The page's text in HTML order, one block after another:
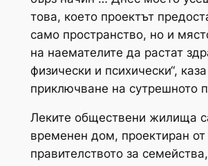
това, което проектът
само пространство, но и
на наемателите да растат
физически и психически“,
приключване на сутрешното
Леките обществени жилища
временен дом, проектиран от
правителството за